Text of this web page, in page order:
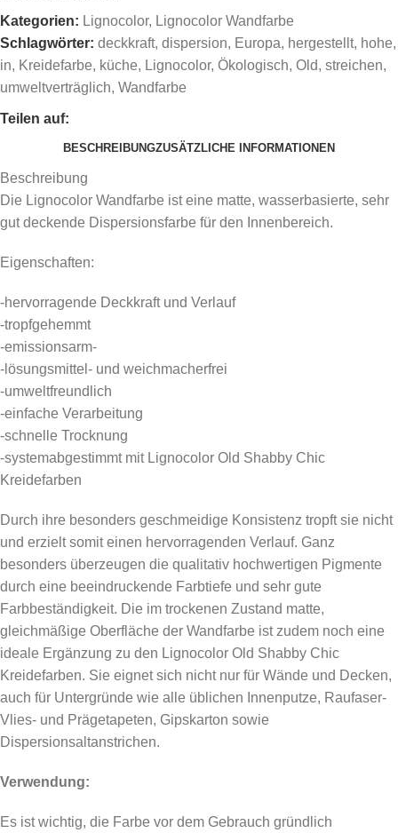
Kategorien: Lignocolor, Lignocolor Wandfarbe
Schlagwörter: deckkraft, dispersion, Europa, hergestellt, hohe,
in, Kreidefarbe, küche, Lignocolor, Ökologisch, Old, streichen,
umweltverträglich, Wandfarbe
Teilen auf:
BESCHREIBUNGZUSÄTZLICHE INFORMATIONEN
Beschreibung
Die Lignocolor Wandfarbe ist eine matte, wasserbasierte, sehr
gut deckende Dispersionsfarbe für den Innenbereich.
Eigenschaften:
-hervorragende Deckkraft und Verlauf
-tropfgehemmt
-emissionsarm-
-lösungsmittel- und weichmacherfrei
-umweltfreundlich
-einfache Verarbeitung
-schnelle Trocknung
-systemabgestimmt mit Lignocolor Old Shabby Chic
Kreidefarben
Durch ihre besonders geschmeidige Konsistenz tropft sie nicht
und erzielt somit einen hervorragenden Verlauf. Ganz
besonders überzeugen die qualitativ hochwertigen Pigmente
durch eine beeindruckende Farbtiefe und sehr gute
Farbbeständigkeit. Die im trockenen Zustand matte,
gleichmäßige Oberfläche der Wandfarbe ist zudem noch eine
ideale Ergänzung zu den Lignocolor Old Shabby Chic
Kreidefarben. Sie eignet sich nicht nur für Wände und Decken,
auch für Untergründe wie alle üblichen Innenputze, Raufaser-
Vlies- und Prägetapeten, Gipskarton sowie
Dispersionsaltanstrichen.
Verwendung:
Es ist wichtig, die Farbe vor dem Gebrauch gründlich